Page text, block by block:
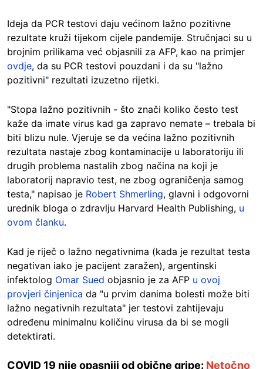
Ideja da PCR testovi daju većinom lažno pozitivne
rezultate kruži tijekom cijele pandemije. Stručnjaci su u
brojnim prilikama već objasnili za AFP, kao na primjer
ovdje, da su PCR testovi pouzdani i da su "lažno
pozitivni" rezultati izuzetno rijetki.
"Stopa lažno pozitivnih - što znači koliko često test
kaže da imate virus kad ga zapravo nemate – trebala bi
biti blizu nule. Vjeruje se da većina lažno pozitivnih
rezultata nastaje zbog kontaminacije u laboratoriju ili
drugih problema nastalih zbog načina na koji je
laboratorij napravio test, ne zbog ograničenja samog
testa," napisao je Robert Shmerling, glavni i odgovorni
urednik bloga o zdravlju Harvard Health Publishing, u
ovom članku.
Kad je riječ o lažno negativnima (kada je rezultat testa
negativan iako je pacijent zaražen), argentinski
infektolog Omar Sued objasnio je za AFP u ovoj
provjeri činjenica da "u prvim danima bolesti može biti
lažno negativnih rezultata" jer testovi zahtijevaju
određenu minimalnu količinu virusa da bi se mogli
detektirati.
COVID 19 nije opasniji od obične gripe: Netočno